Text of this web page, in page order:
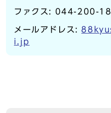
ファクス: 044-200-
メールアドレス:
i.jp